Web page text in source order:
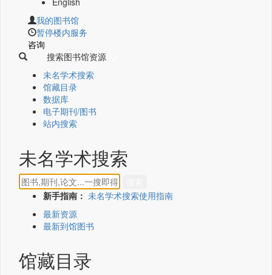
我的图书馆
暂停楼内服务
咨询
搜索图书馆资源
未名学术搜索
馆藏目录
数据库
电子期刊/图书
站内搜索
未名学术搜索
新手指南： 未名学术搜索使用指南
最新资源
最新到馆图书
馆藏目录